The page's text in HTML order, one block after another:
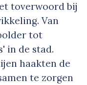
toverwoord bij
Van
tot
in de stad.
haakten de
te zorgen